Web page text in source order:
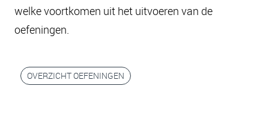
welke voortkomen uit het uitvoeren van de
oefeningen.
OVERZICHT OEFENINGEN